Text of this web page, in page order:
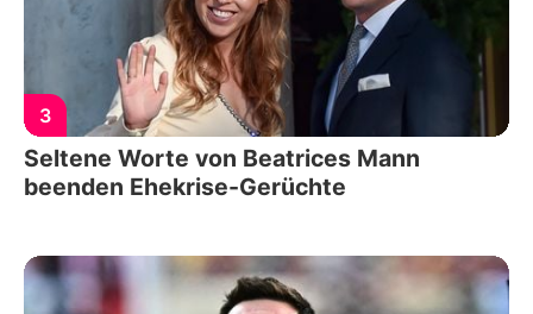
3
Seltene Worte von Beatrices Mann
beenden Ehekrise-Gerüchte